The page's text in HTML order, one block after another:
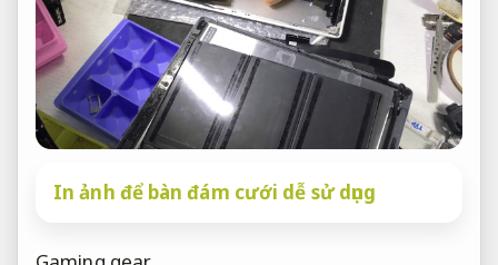
In ảnh để bàn đám cưới dễ sử dụng